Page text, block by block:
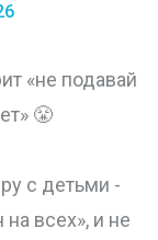
«не подавай
😤
с детьми -
всех», и не